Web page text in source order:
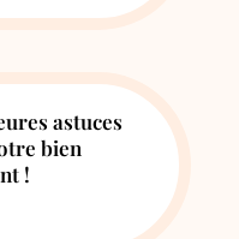
astuces
bien
!